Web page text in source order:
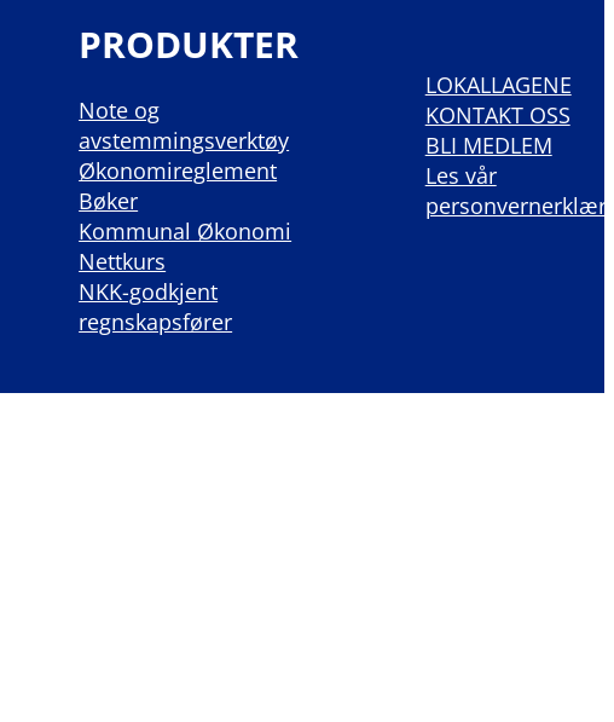
PRODUKTER
Note og
avstemmingsverktøy
Økonomireglement
Bøker
Kommunal Økonomi
Nettkurs
NKK-godkjent
regnskapsfører
LOKALLAGENE
KONTAKT OSS
BLI MEDLEM
Les vår